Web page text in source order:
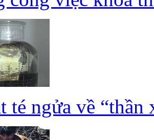
té ngửa về